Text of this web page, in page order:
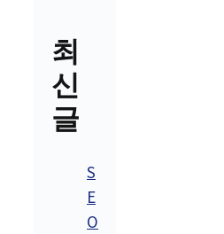
최
신
글
S
E
O